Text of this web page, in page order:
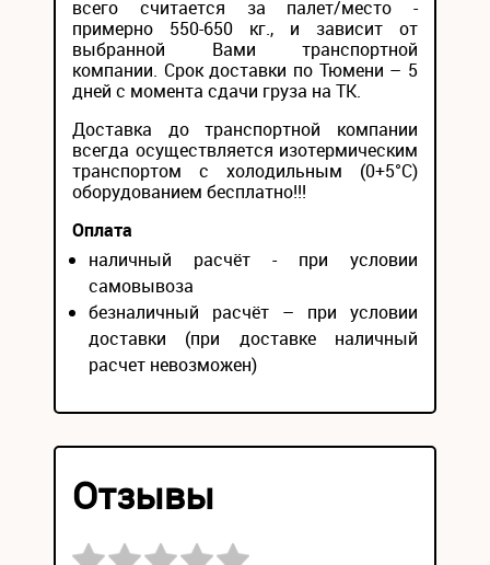
всего считается за палет/место -
примерно 550-650 кг., и зависит от
выбранной Вами транспортной
компании. Срок доставки по Тюмени – 5
дней с момента сдачи груза на ТК.
Доставка до транспортной компании
всегда осуществляется изотермическим
транспортом с холодильным (0+5°С)
оборудованием бесплатно!!!
Оплата
наличный расчёт - при условии
самовывоза
безналичный расчёт – при условии
доставки (при доставке наличный
расчет невозможен)
Отзывы